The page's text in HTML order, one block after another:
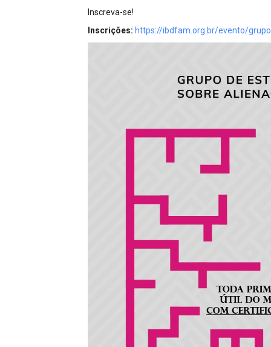
Encontre um EscritórioInscreva-se!
Inscrições: https://ibdfam.org.br/evento/